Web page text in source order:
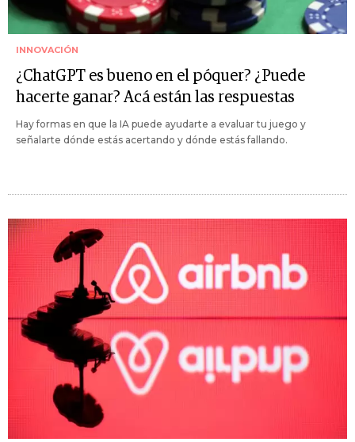
INNOVACIÓN
¿ChatGPT es bueno en el póquer? ¿Puede
hacerte ganar? Acá están las respuestas
Hay formas en que la IA puede ayudarte a evaluar tu juego y
señalarte dónde estás acertando y dónde estás fallando.